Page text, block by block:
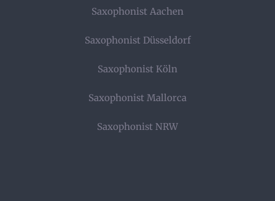
Saxophonist Aachen
Saxophonist Düsseldorf
Saxophonist Köln
Saxophonist Mallorca
Saxophonist NRW